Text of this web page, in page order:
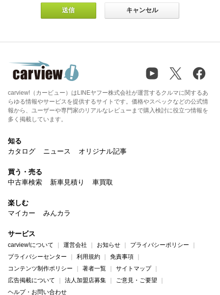
carview!（カービュー）はLINEヤフー株式会社が運営するクルマに関するあ
らゆる情報やサービスを提供するサイトです。価格やスペックなどの公式情
報から、ユーザーや専門家のリアルなレビューまで購入検討に役立つ情報を
多く掲載しています。
知る
カタログ
ニュース オリジナル記事
買う・売る
中古車検索
新車見積り 車買取
楽しむ
マイカー
みんカラ
サービス
carview!について 運営会社 お知らせ
プライバシーポリシー
プライバシーセンター
利用規約
免責事項
コンテンツ制作ポリシー
著者一覧
サイトマップ
広告掲載について
法人加盟店募集
ご意見・ご要望
ヘルプ・お問い合わせ